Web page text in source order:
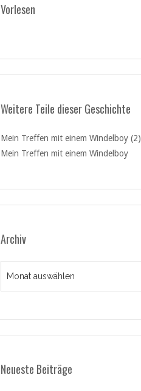
Vorlesen
Weitere Teile dieser Geschichte
Mein Treffen mit einem Windelboy (2)
Mein Treffen mit einem Windelboy
Archiv
Neueste Beiträge